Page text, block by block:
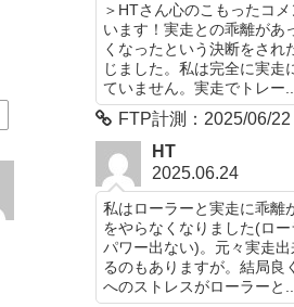
＞HTさん心のこもったコ
います！実走との乖離があ
くなったという決断をされ
じました。私は完全に実走
ていません。実走でトレー
FTP計測：2025/06/22
HT
2025.06.24
私はローラーと実走に乖離
をやらなくなりました(ロ
パワー出ない)。元々実走
るのもありますが。結局良
へのストレスがローラーと